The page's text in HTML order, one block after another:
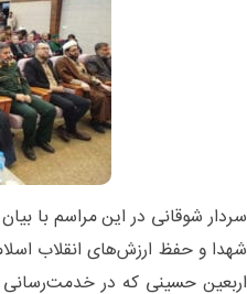
سردار شوقانی در این مراسم با
شهدا و حفظ ارزش‌های انقلاب
اربعین حسینی که در خدمت‌رسانی